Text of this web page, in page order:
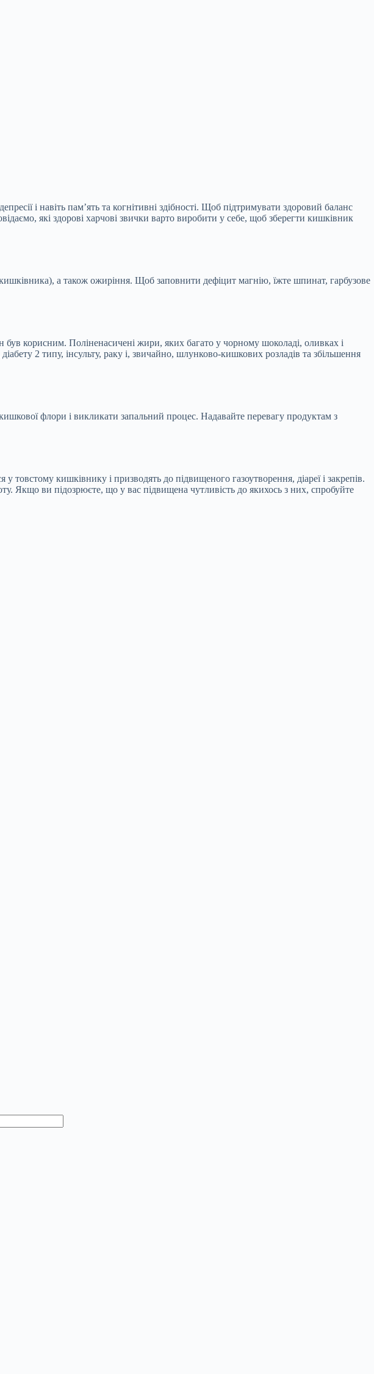
і навіть пам’ять та когнітивні здібності. Щоб підтримувати здоровий баланс
які здорові харчові звички варто виробити у себе, щоб зберегти кишківник
а також ожиріння. Щоб заповнити дефіцит магнію, їжте шпинат, гарбузове
корисним. Поліненасичені жири, яких багато у чорному шоколаді, оливках і
2 типу, інсульту, раку і, звичайно, шлунково-кишкових розладів та збільшення
флори і викликати запальний процес. Надавайте перевагу продуктам з
кишківнику і призводять до підвищеного газоутворення, діареї і закрепів.
Якщо ви підозрюєте, що у вас підвищена чутливість до якихось з них, спробуйте